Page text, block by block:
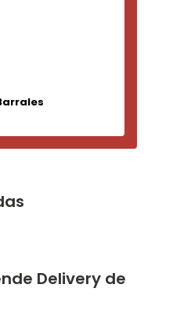
Delivery de